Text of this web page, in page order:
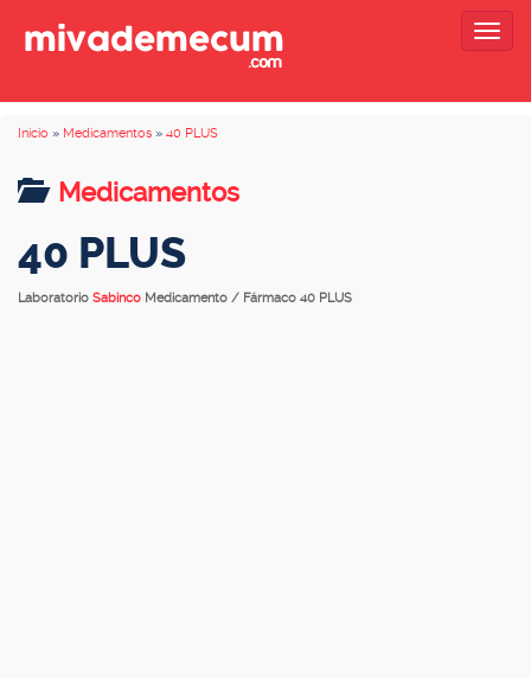
Inicio » Medicamentos » 40 PLUS
Medicamentos
40 PLUS
Laboratorio Sabinco Medicamento / Fármaco 40 PLUS